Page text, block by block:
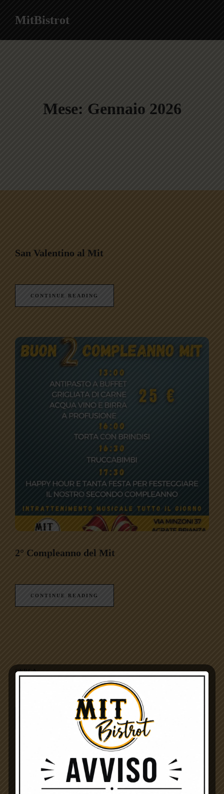
MitBistrot
Mese: Gennaio 2026
San Valentino al Mit
CONTINUE READING
2° Compleanno del Mit
CONTINUE READING
CERCA